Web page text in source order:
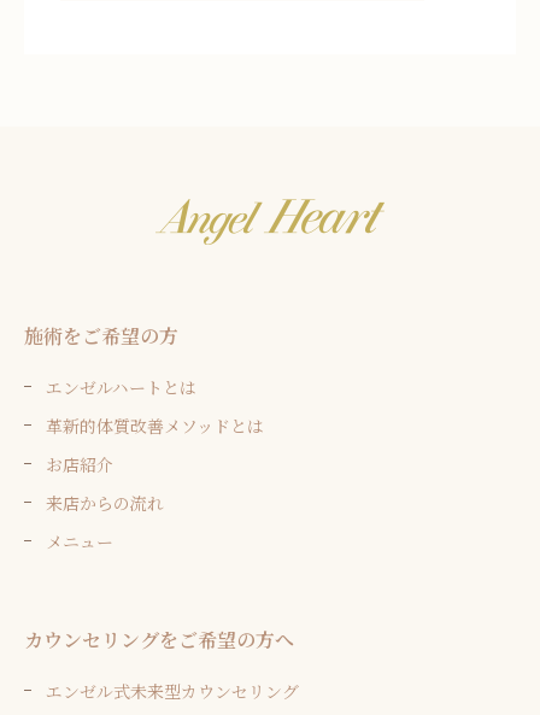
施術をご希望の方
エンゼルハートとは
革新的体質改善メソッドとは
お店紹介
来店からの流れ
メニュー
カウンセリングをご希望の方へ
エンゼル式未来型カウンセリング